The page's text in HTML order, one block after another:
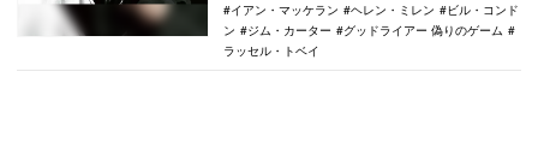
イアン・マッケラン
ヘレン・ミレン
ビル・コンド
ン
ジム・カーター
グッドライアー 偽りのゲーム
ラッセル・トベイ